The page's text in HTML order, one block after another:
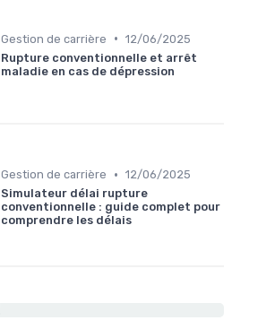
Gestion de carrière • 12/06/2025
Rupture conventionnelle et arrêt
maladie en cas de dépression
Gestion de carrière • 12/06/2025
Simulateur délai rupture
conventionnelle : guide complet pour
comprendre les délais